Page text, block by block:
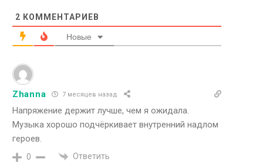
2 КОММЕНТАРИЕВ
Новые
Zhanna 7 месяцев назад
Напряжение держит лучше, чем я ожидала.
Музыка хорошо подчёркивает внутренний надлом
героев.
0 Ответить